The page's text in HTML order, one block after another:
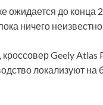
ожидается до конца
ничего
Geely
локализуют